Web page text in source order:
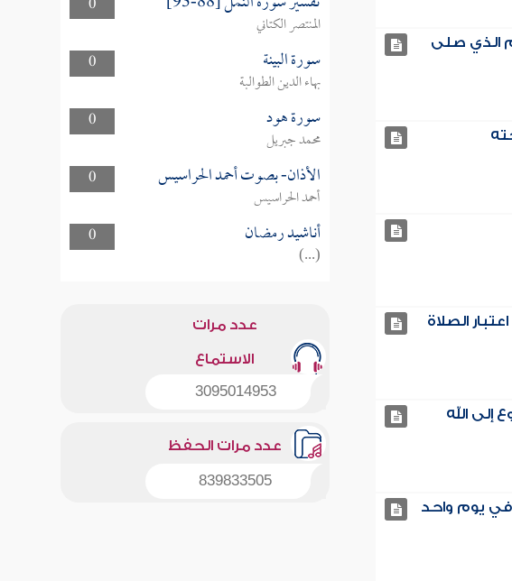
الذي صلى
الصلاة
إلى الله
في يوم واحد
المنتصر الكتاني
0
سورة البينة
بهاء الدين الطوالبة
0
سورة هود
محمد جبريل
0
الأذان- بصوت أحمد الحراسيس
أحمد الحراسيس
0
أناشيد رمضان
(...)
عدد مرات
الاستماع
3095014953
عدد مرات الحفظ
839833505